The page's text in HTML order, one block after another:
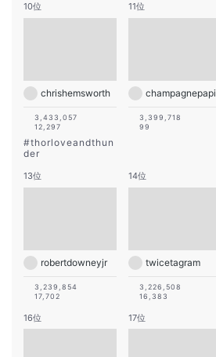
10位
chrishemsworth
3,433,057
12,297
#thorloveandthun
der
11位
champagnepapi
3,399,718
99
13位
robertdowneyjr
3,239,854
17,702
14位
twicetagram
3,226,508
16,383
16位 17位